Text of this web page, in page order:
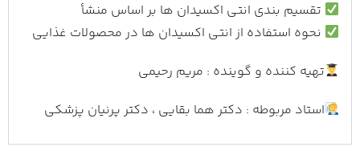
تقسیم بندی انتی اکسیدان ها بر اساس منشأ
نحوه استفاده از انتی اکسیدان ها در محصولات غذایی
تهیه کننده و گوینده : مریم رحیمی
استاد مربوطه : دکتر هما بقایی ، دکتر پرنیان پزشکی